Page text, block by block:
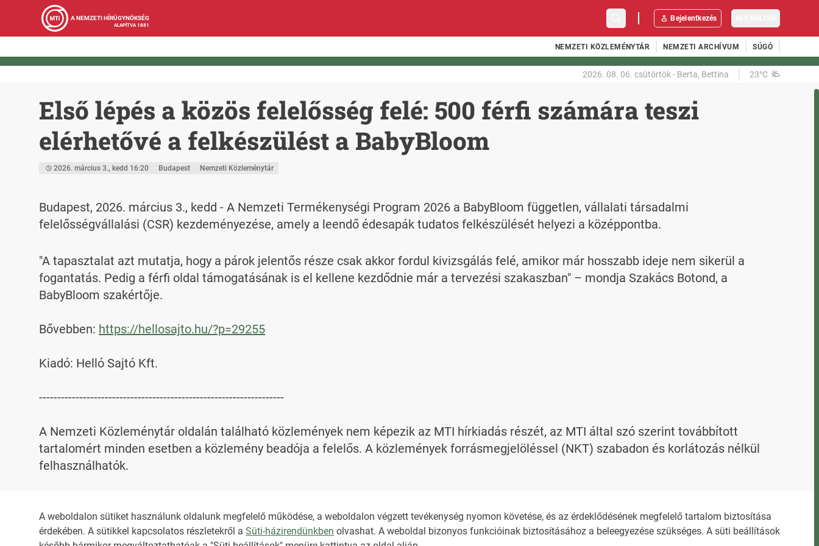
A weboldalon sütiket használunk oldalunk megfelelő működése, a weboldalon végzett tevékenység nyomon követése, és az érdeklődésének megfelelő tartalom biztosítása
érdekében. A sütikkel kapcsolatos részletekről a Süti-házirendünkben olvashat. A weboldal bizonyos funkcióinak biztosításához a beleegyezése szükséges. A süti beállítások
A NEMZETI HÍRÜGYNÖKSÉG
ALAPÍTVA 1881
Bejelentkezés
NEMZETI KÖZLEMÉNYTÁR NEMZETI ARCHÍVUM SÚGÓ
2026. 08. 06. csütörtök- Berta, Bettina 23°C
Első lépés a közös felelősség felé: 500 férfi számára teszi
elérhetővé a felkészülést a BabyBloom
2026. március 3., kedd 16:20 Budapest Nemzeti Közleménytár
Budapest, 2026. március 3., kedd - A Nemzeti Termékenységi Program 2026 a BabyBloom független, vállalati társadalmi
felelősségvállalási (CSR) kezdeményezése, amely a leendő édesapák tudatos felkészülését helyezi a középpontba.
"A tapasztalat azt mutatja, hogy a párok jelentős része csak akkor fordul kivizsgálás felé, amikor már hosszabb ideje nem sikerül a
fogantatás. Pedig a férfi oldal támogatásának is el kellene kezdődnie már a tervezési szakaszban" – mondja Szakács Botond, a
BabyBloom szakértője.
Bővebben: https://hellosajto.hu/?p=29255
Kiadó: Helló Sajtó Kft.
-------------------------------------------------------------------
A Nemzeti Közleménytár oldalán található közlemények nem képezik az MTI hírkiadás részét, az MTI által szó szerint továbbított
tartalomért minden esetben a közlemény beadója a felelős. A közlemények forrásmegjelöléssel (NKT) szabadon és korlátozás nélkül
felhasználhatók.
HIRADO.HU MEDIAKLIKK.HU